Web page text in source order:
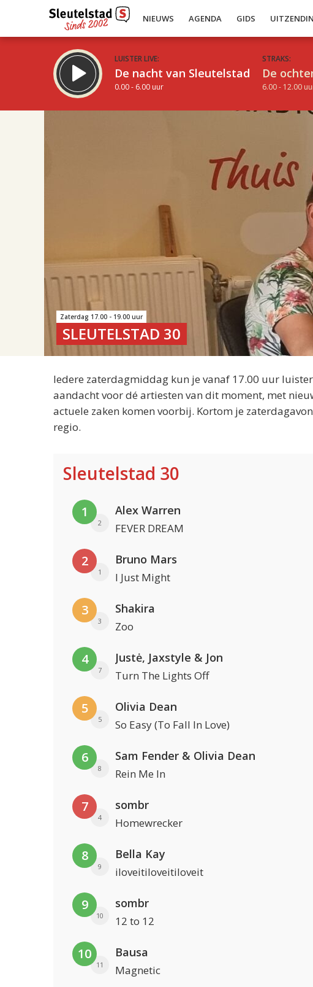
NIEUWS AGENDA GIDS
LUISTER LIVE:
De nacht van Sleutelstad
0.00 - 6.00 uur
STRAKS:
De
6.00 - 12.00
Zaterdag 17.00 - 19.00 uur
SLEUTELSTAD 30
Iedere zaterdagmiddag kun je vanaf 17.00 uur
aandacht voor dé artiesten van dit moment, met
actuele zaken komen voorbij. Kortom je
regio.
Sleutelstad 30
1
2
Alex Warren
FEVER DREAM
2
1
Bruno Mars
I Just Might
3
3
Shakira
Zoo
4
7
Justė, Jaxstyle & Jon
Turn The Lights Off
5
5
Olivia Dean
So Easy (To Fall In Love)
6
8
Sam Fender & Olivia Dean
Rein Me In
7
4
sombr
Homewrecker
8
9
Bella Kay
iloveitiloveitiloveit
9
10
sombr
12 to 12
10
11
Bausa
Magnetic